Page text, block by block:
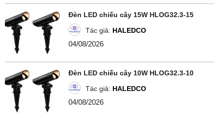
Đèn LED chiếu cây 15W HLOG32.3-15
Tác giả: HALEDCO
04/08/2026
Đèn LED chiếu cây 10W HLOG32.3-10
Tác giả: HALEDCO
04/08/2026